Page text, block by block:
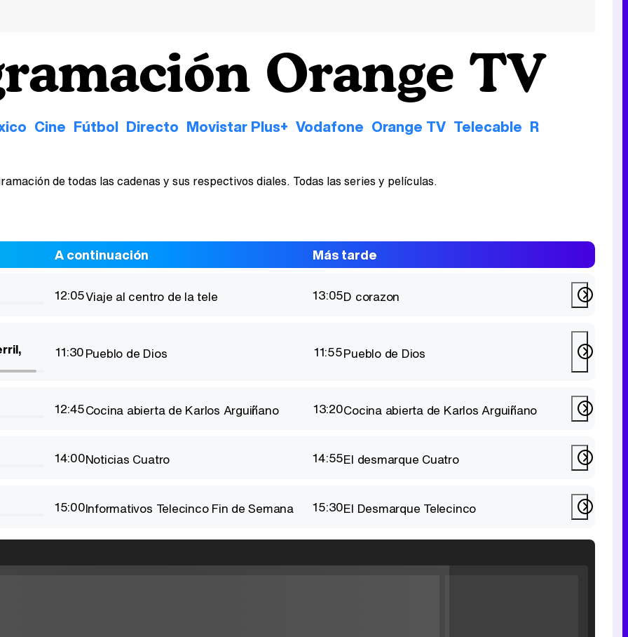
Orange TV
Cine Fútbol Directo Movistar Plus+ Vodafone Orange TV Telecable R
de todas las cadenas y sus respectivos diales. Todas las series y películas.
A continuación Más tarde
12:05Viaje al centro de la tele 13:05D corazon
11:30Pueblo de Dios 11:55Pueblo de Dios
12:45Cocina abierta de Karlos Arguiñano 13:20Cocina abierta de Karlos Arguiñano
14:00Noticias Cuatro 14:55El desmarque Cuatro
15:00Informativos Telecinco Fin de Semana 15:30El Desmarque Telecinco